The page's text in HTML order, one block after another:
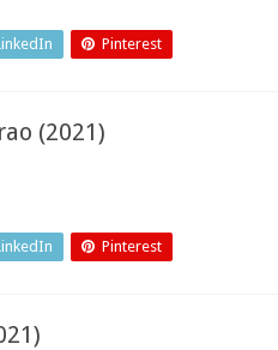
Pinterest
(2021)
Pinterest